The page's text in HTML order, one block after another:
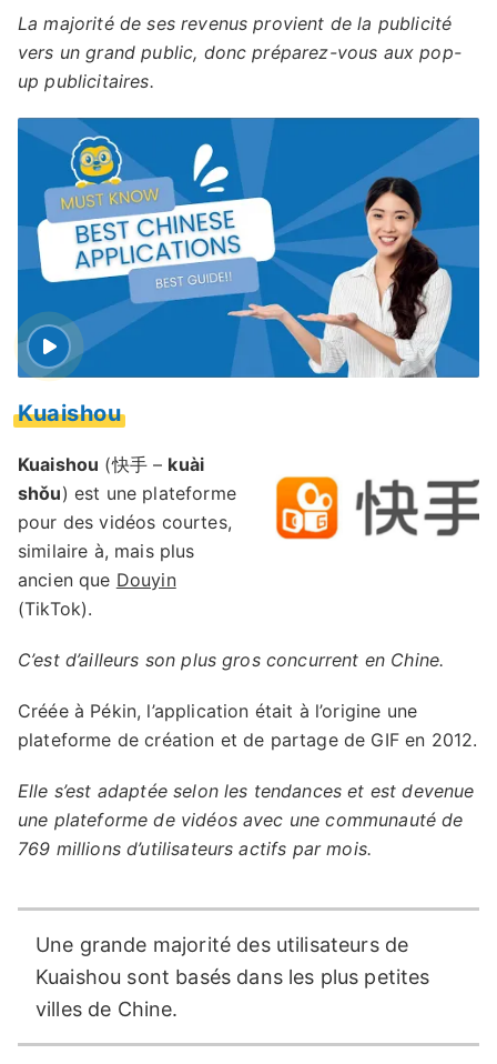
La majorité de ses revenus provient de la publicité
vers un grand public, donc préparez-vous aux pop-
up publicitaires.
Kuaishou
Kuaishou (快手 – kuài
shǒu) est une plateforme
pour des vidéos courtes,
similaire à, mais plus
ancien que Douyin
(TikTok).
C’est d’ailleurs son plus gros concurrent en Chine.
Créée à Pékin, l’application était à l’origine une
plateforme de création et de partage de GIF en 2012.
Elle s’est adaptée selon les tendances et est devenue
une plateforme de vidéos avec une communauté de
769 millions d’utilisateurs actifs par mois.
Une grande majorité des utilisateurs de
Kuaishou sont basés dans les plus petites
villes de Chine.